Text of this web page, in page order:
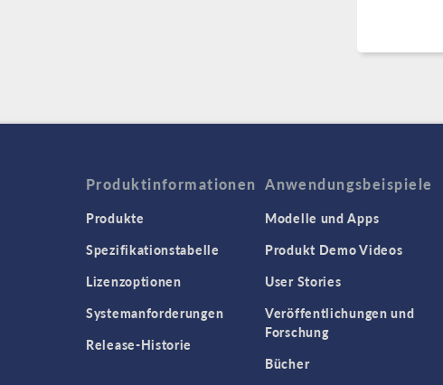
Produktinformationen
Produkte
Spezifikationstabelle
Lizenzoptionen
Systemanforderungen
Release-Historie
Anwendungsbeispiele
Modelle und Apps
Produkt Demo Videos
User Stories
Veröffentlichungen und
Forschung
Bücher